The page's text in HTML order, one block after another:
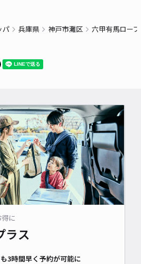
パ 兵庫県 神戸市灘区 六甲有馬ロー
に
ラス
3時間早く予約が可能に